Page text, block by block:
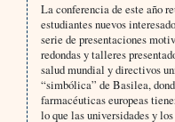
La conferencia de este año
estudiantes nuevos
serie de presentaciones
redondas y talleres
salud mundial y directivos
“simbólica” de Basilea,
farmacéuticas europeas
lo que las universidades y